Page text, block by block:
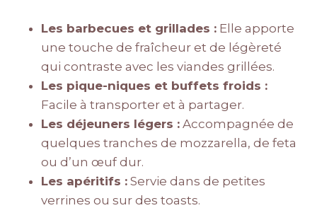
Les barbecues et grillades : Elle apporte
une touche de fraîcheur et de légèreté
qui contraste avec les viandes grillées.
Les pique-niques et buffets froids :
Facile à transporter et à partager.
Les déjeuners légers : Accompagnée de
quelques tranches de mozzarella, de feta
ou d’un œuf dur.
Les apéritifs : Servie dans de petites
verrines ou sur des toasts.